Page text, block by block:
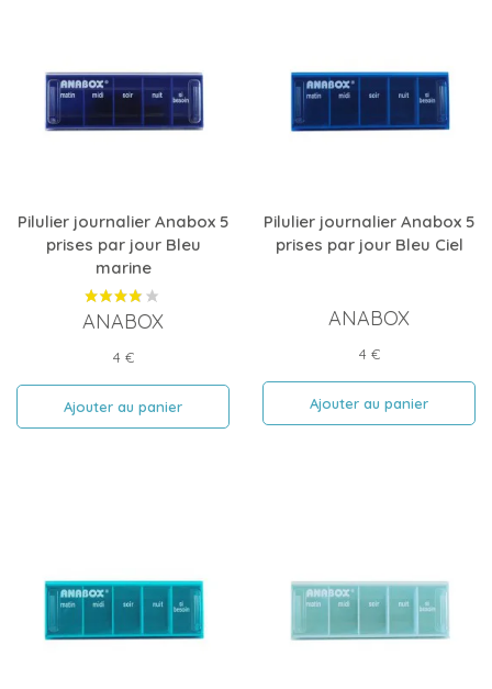
Pilulier journalier Anabox 5
prises par jour Bleu
marine
ANABOX
Prix
4 €
Ajouter au panier
Pilulier journalier Anabox 5
prises par jour Bleu Ciel
ANABOX
Prix
4 €
Ajouter au panier